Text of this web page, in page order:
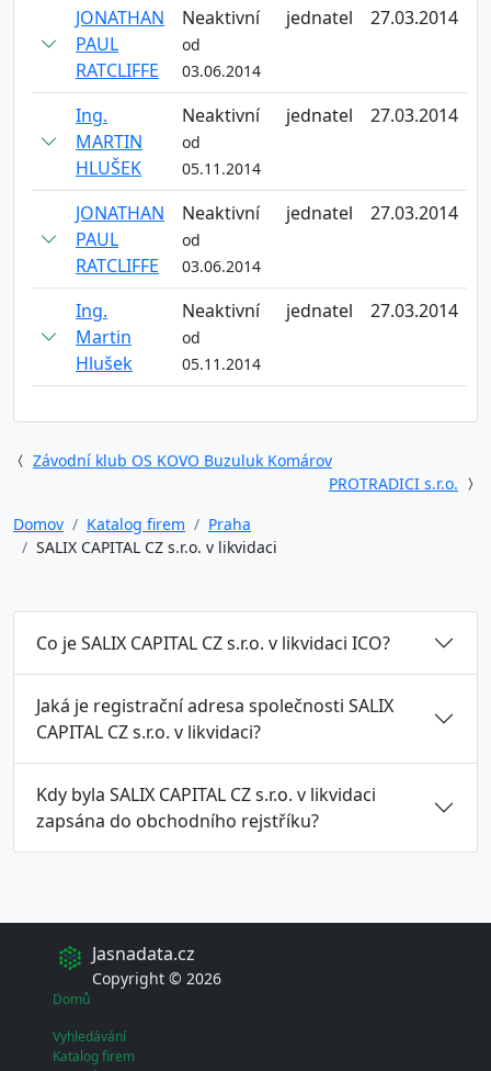
JONATHAN
PAUL
RATCLIFFE
Neaktivní
od
03.06.2014
jednatel 27.03.2014
Ing.
MARTIN
HLUŠEK
Neaktivní
od
05.11.2014
jednatel 27.03.2014
JONATHAN
PAUL
RATCLIFFE
Neaktivní
od
03.06.2014
jednatel 27.03.2014
Ing.
Martin
Hlušek
Neaktivní
od
05.11.2014
jednatel 27.03.2014
Závodní klub OS KOVO Buzuluk Komárov
PROTRADICI s.r.o.
Domov
Katalog firem
Praha
SALIX CAPITAL CZ s.r.o. v likvidaci
Co je SALIX CAPITAL CZ s.r.o. v likvidaci ICO?
Jaká je registrační adresa společnosti SALIX
CAPITAL CZ s.r.o. v likvidaci?
Kdy byla SALIX CAPITAL CZ s.r.o. v likvidaci
zapsána do obchodního rejstříku?
Jasnadata.cz
Copyright © 2026
Domů
Vyhledávání
Katalog firem